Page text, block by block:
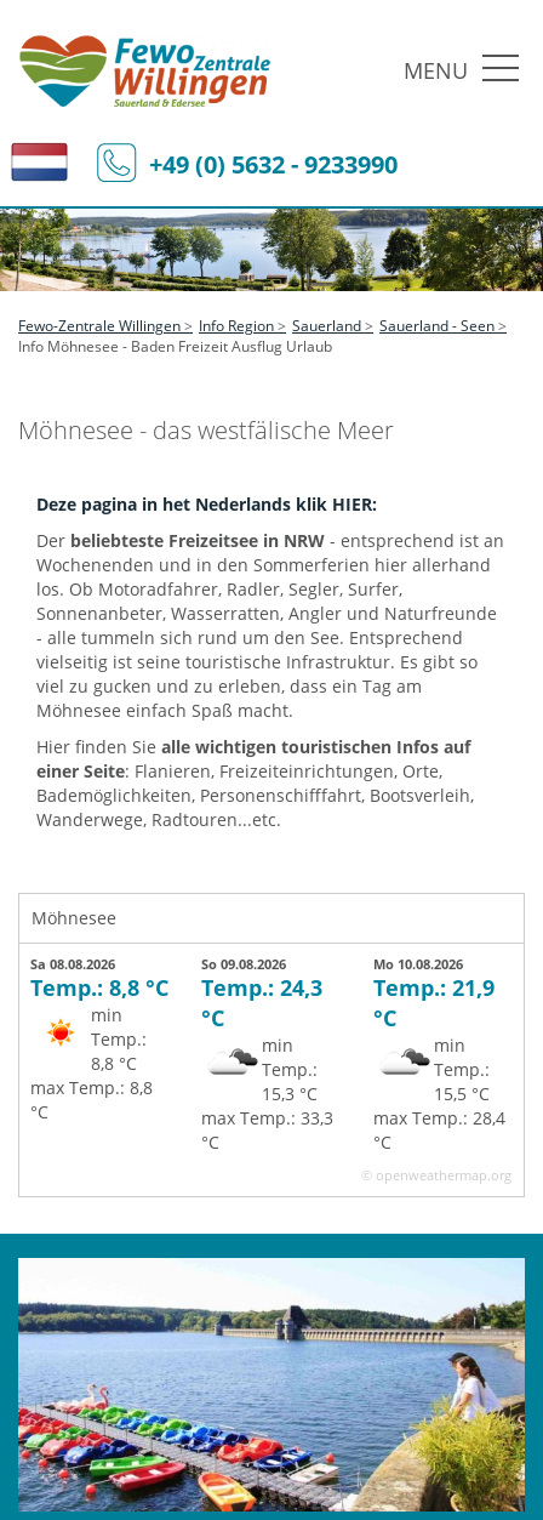
MENU
+49 (0) 5632 - 9233990
Fewo-Zentrale Willingen Info Region Sauerland
Sauerland - Seen
Info Möhnesee - Baden Freizeit Ausflug Urlaub
Möhnesee - das westfälische Meer
Deze pagina in het Nederlands klik HIER:
Der beliebteste Freizeitsee in NRW - entsprechend ist an
Wochenenden und in den Sommerferien hier allerhand
los. Ob Motoradfahrer, Radler, Segler, Surfer,
Sonnenanbeter, Wasserratten, Angler und Naturfreunde
- alle tummeln sich rund um den See. Entsprechend
vielseitig ist seine touristische Infrastruktur. Es gibt so
viel zu gucken und zu erleben, dass ein Tag am
Möhnesee einfach Spaß macht.
Hier finden Sie alle wichtigen touristischen Infos auf
einer Seite: Flanieren, Freizeiteinrichtungen, Orte,
Bademöglichkeiten, Personenschifffahrt, Bootsverleih,
Wanderwege, Radtouren...etc.
Möhnesee
Sa 08.08.2026
Temp.: 8,8 °C
min
Temp.:
8,8 °C
max Temp.: 8,8
°C
So 09.08.2026
Temp.: 24,3
°C
min
Temp.:
15,3 °C
max Temp.: 33,3
°C
Mo 10.08.2026
Temp.: 21,9
°C
min
Temp.:
15,5 °C
max Temp.: 28,4
°C
© openweathermap.org